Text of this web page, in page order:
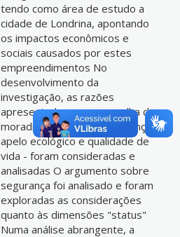
tendo como área de estudo a
cidade de Londrina, apontando
os impactos econômicos e
sociais causados por estes
empreendimentos No
desenvolvimento da
investigação, as razões
apresentadas para a escolha de
moradias fechadas - segurança,
apelo ecológico e qualidade de
vida - foram consideradas e
analisadas O argumento sobre
segurança foi analisado e foram
exploradas as considerações
quanto às dimensões "status"
Numa análise abrangente, a